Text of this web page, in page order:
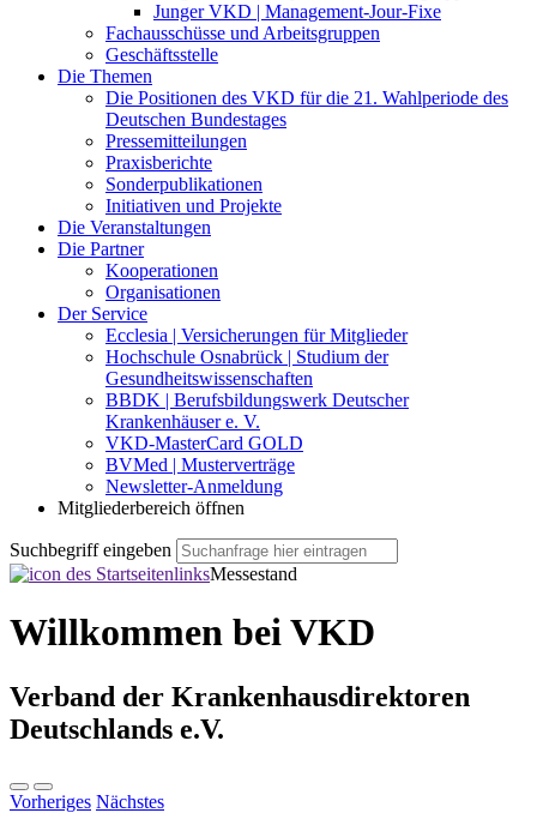
Junger VKD | Management-Jour-Fixe
Fachausschüsse und Arbeitsgruppen
Geschäftsstelle
Die Themen
Die Positionen des VKD für die 21. Wahlperiode des
Deutschen Bundestages
Pressemitteilungen
Praxisberichte
Sonderpublikationen
Initiativen und Projekte
Die Veranstaltungen
Die Partner
Kooperationen
Organisationen
Der Service
Ecclesia | Versicherungen für Mitglieder
Hochschule Osnabrück | Studium der
Gesundheitswissenschaften
BBDK | Berufsbildungswerk Deutscher
Krankenhäuser e. V.
VKD-MasterCard GOLD
BVMed | Musterverträge
Newsletter-Anmeldung
Mitgliederbereich öffnen
Suchbegriff eingeben
Messestand
Willkommen bei VKD
Verband der Krankenhausdirektoren
Deutschlands e.V.
Vorheriges Nächstes